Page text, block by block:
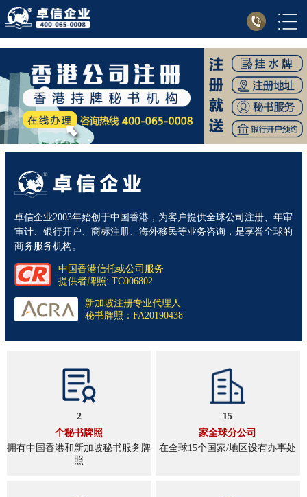
卓信企业2003年始创于中国香港，为客户提供全球公司注册、年审
审计、银行开户、商标注册、海外移民等业务咨询，是享誉全球的
商务服务机构。
中国香港信托或公司服务
提供者牌照: TC006802
新加坡注册专业代理人
秘书牌照：FA20190438
2
个秘书牌照
拥有中国香港和新加坡秘书服务牌
照
15
家全球分公司
在全球15个国家/地区设有办事处